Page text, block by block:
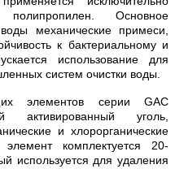
Основное
механические примеси,
к бактериальному и
использование для
систем очистки воды.
элементов серии GAC
активированный уголь,
и хлорорганические
комплектуется 20-
используется для удаления